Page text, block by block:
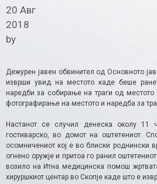
20 Авг
2018
by
Дежурен јавен обвинител од Основното
изврши увид на местото каде беше
наредби за собирање на траги од
фотографирање на местото и наредба за
Настанот се случил денеска околу
гостиварско, во домот на оштетениот.
осомничениот кој е во блиски роднински
огнено оружје и притоа го ранил
возило на Итна медицинска помош
хируршкиот центар во Скопје каде што е